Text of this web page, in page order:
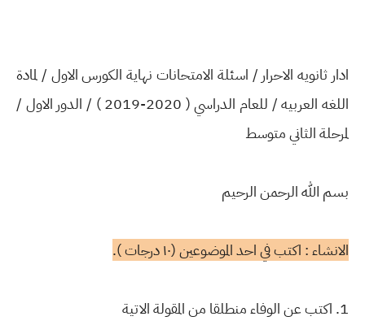
ادار ثانويه الاحرار / اسئلة الامتحانات نهاية الكورس الاول / لمادة
اللغه العربيه / للعام الدراسي ( 2020-2019 ) / الدور الاول /
لمرحلة الثاني متوسط
بسم الله الرحمن الرحيم
الانشاء : اكتب في احد الموضوعين (١٠ درجات ).
1. اكتب عن الوفاء منطلقا من المقولة الاتية